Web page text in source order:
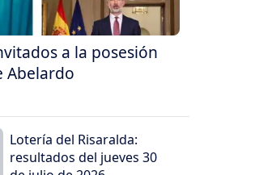
a la posesión
Abelardo
Lotería del Risaralda:
resultados del jueves 30